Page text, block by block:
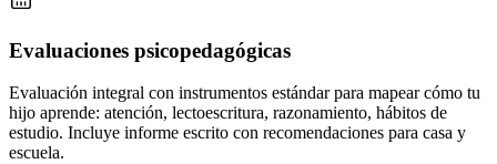
Evaluaciones psicopedagógicas
Evaluación integral con instrumentos estándar para mapear cómo tu
hijo aprende: atención, lectoescritura, razonamiento, hábitos de
estudio. Incluye informe escrito con recomendaciones para casa y
escuela.